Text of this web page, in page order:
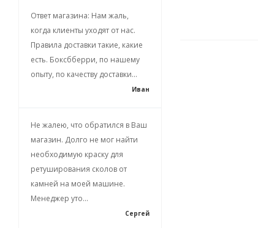
Ответ магазина: Нам жаль,
когда клиенты уходят от нас.
Правила доставки такие, какие
есть. Боксбберри, по нашему
опыту, по качеству доставки...
Иван
Не жалею, что обратился в Ваш
магазин. Долго не мог найти
необходимую краску для
ретуширования сколов от
камней на моей машине.
Менеджер уто...
Сергей